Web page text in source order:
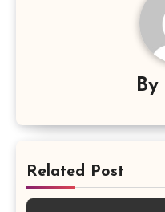
By
Related Post